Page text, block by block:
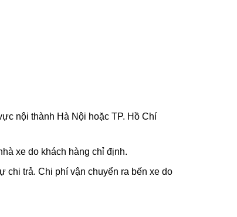
nội thành Hà Nội hoặc TP. Hồ Chí
xe do khách hàng chỉ định.
chi trả. Chi phí vận chuyển ra bến xe do